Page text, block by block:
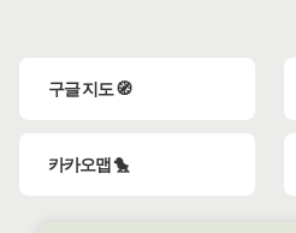
구글 지도 🧭
카카오맵 🐤